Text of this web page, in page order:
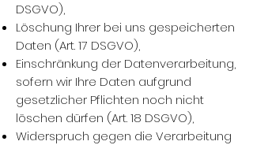
DSGVO),
Löschung Ihrer bei uns gespeicherten
Daten (Art. 17 DSGVO),
Einschränkung der Datenverarbeitung,
sofern wir Ihre Daten aufgrund
gesetzlicher Pflichten noch nicht
löschen dürfen (Art. 18 DSGVO),
Widerspruch gegen die Verarbeitung